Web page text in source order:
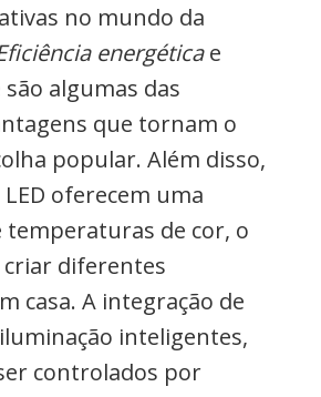
no mundo da
energéticae
algumas das
que tornam o
popular. Além disso,
oferecem uma
temperaturas de cor, o
diferentes
casa. A integração de
inteligentes,
controlados por